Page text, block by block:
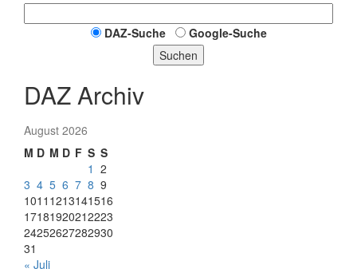
DAZ-Suche
Google-Suche
Suchen
DAZ Archiv
August 2026
M D M D F S S
1 2
3 4 5 6 7 8 9
1011 1213141516
17181920212223
24252627282930
31
« Juli